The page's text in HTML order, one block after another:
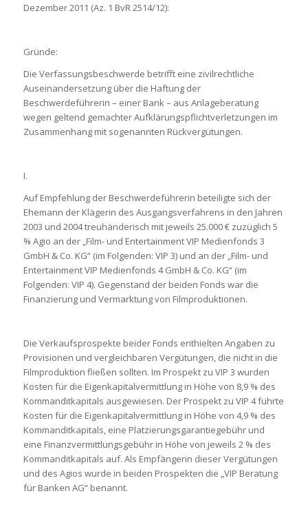
Dezember 2011 (Az. 1 BvR 2514/12):
Gründe:
Die Verfassungsbeschwerde betrifft eine zivilrechtliche
Auseinandersetzung über die Haftung der
Beschwerdeführerin – einer Bank – aus Anlageberatung
wegen geltend gemachter Aufklärungspflichtverletzungen im
Zusammenhang mit sogenannten Rückvergütungen.
I.
Auf Empfehlung der Beschwerdeführerin beteiligte sich der
Ehemann der Klägerin des Ausgangsverfahrens in den Jahren
2003 und 2004 treuhänderisch mit jeweils 25.000 € zuzüglich 5
% Agio an der „Film- und Entertainment VIP Medienfonds 3
GmbH & Co. KG“ (im Folgenden: VIP 3) und an der „Film- und
Entertainment VIP Medienfonds 4 GmbH & Co. KG“ (im
Folgenden: VIP 4). Gegenstand der beiden Fonds war die
Finanzierung und Vermarktung von Filmproduktionen.
Die Verkaufsprospekte beider Fonds enthielten Angaben zu
Provisionen und vergleichbaren Vergütungen, die nicht in die
Filmproduktion fließen sollten. Im Prospekt zu VIP 3 wurden
Kosten für die Eigenkapitalvermittlung in Höhe von 8,9 % des
Kommanditkapitals ausgewiesen. Der Prospekt zu VIP 4 führte
Kosten für die Eigenkapitalvermittlung in Höhe von 4,9 % des
Kommanditkapitals, eine Platzierungsgarantiegebühr und
eine Finanzvermittlungsgebühr in Höhe von jeweils 2 % des
Kommanditkapitals auf. Als Empfängerin dieser Vergütungen
und des Agios wurde in beiden Prospekten die „VIP Beratung
für Banken AG“ benannt.